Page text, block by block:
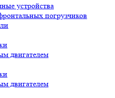
устройства
погрузчиков
двигателем
двигателем